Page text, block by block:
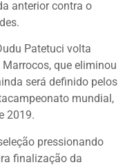
anterior contra o
Patetuci volta
que eliminou
será definido pelos
mundial,
2019.
pressionando
finalização da